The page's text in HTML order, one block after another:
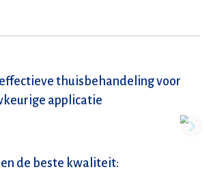
thuisbehandeling voor
applicatie
de beste kwaliteit: